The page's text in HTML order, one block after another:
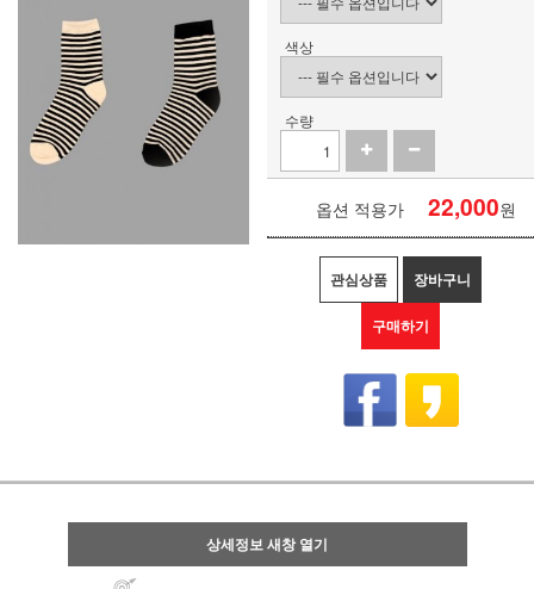
색상
수량
옵션 적용가 22,000원
관심상품 장바구니
구매하기
상세정보 새창 열기